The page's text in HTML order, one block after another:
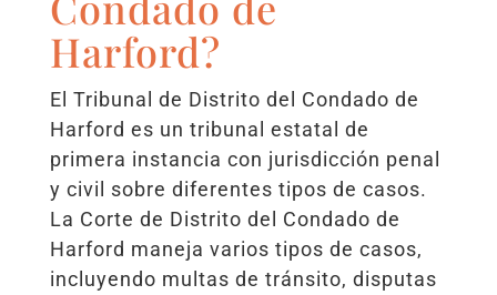
Harford?
El Tribunal de Distrito del Condado de
Harford es un tribunal estatal de
primera instancia con jurisdicción penal
y civil sobre diferentes tipos de casos.
La Corte de Distrito del Condado de
Harford maneja varios tipos de casos,
incluyendo multas de tránsito, disputas